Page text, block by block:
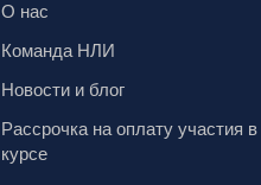
О нас
Команда НЛИ
Новости и блог
Рассрочка на оплату участия в
курсе